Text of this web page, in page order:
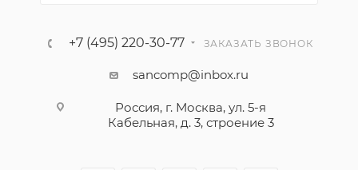
+7 (495) 220-30-77 ЗАКАЗАТЬ ЗВОНОК
sancomp@inbox.ru
Россия, г. Москва, ул. 5-я
Кабельная, д. 3, строение 3